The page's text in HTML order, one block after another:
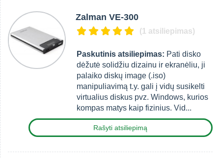
Zalman VE-300
(1 atsiliepimas)
Paskutinis atsiliepimas: Pati disko
dėžutė solidžiu dizainu ir ekranėliu, ji
palaiko diskų image (.iso)
manipuliavimą t.y. gali į vidų susikelti
virtualius diskus pvz. Windows, kurios
kompas matys kaip fizinius. Vid...
Rašyti atsiliepimą